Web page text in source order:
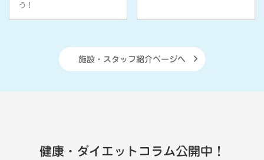
う！
施設・スタッフ紹介ページへ
健康・ダイエットコラム公開中！